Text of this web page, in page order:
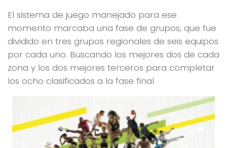
El sistema de juego manejado para ese
momento marcaba una fase de grupos, que fue
dividido en tres grupos regionales de seis equipos
por cada uno. Buscando los mejores dos de cada
zona y los dos mejores terceros para completar
los ocho clasificados a la fase final.